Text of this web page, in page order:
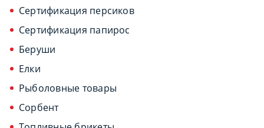
Сертификация персиков
Сертификация папирос
Беруши
Елки
Рыболовные товары
Сорбент